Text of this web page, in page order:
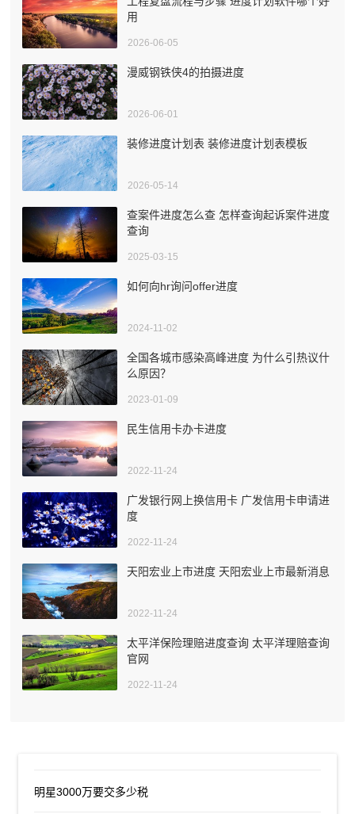
用
2026-06-05
漫威钢铁侠4的拍摄进度
2026-06-01
装修进度计划表 装修进度计划表模板
2026-05-14
查案件进度怎么查 怎样查询起诉案件进度
查询
2025-03-15
如何向hr询问offer进度
2024-11-02
全国各城市感染高峰进度 为什么引热议什
么原因？
2023-01-09
民生信用卡办卡进度
2022-11-24
广发银行网上换信用卡 广发信用卡申请进
度
2022-11-24
天阳宏业上市进度 天阳宏业上市最新消息
2022-11-24
太平洋保险理赔进度查询 太平洋理赔查询
官网
2022-11-24
明星3000万要交多少税